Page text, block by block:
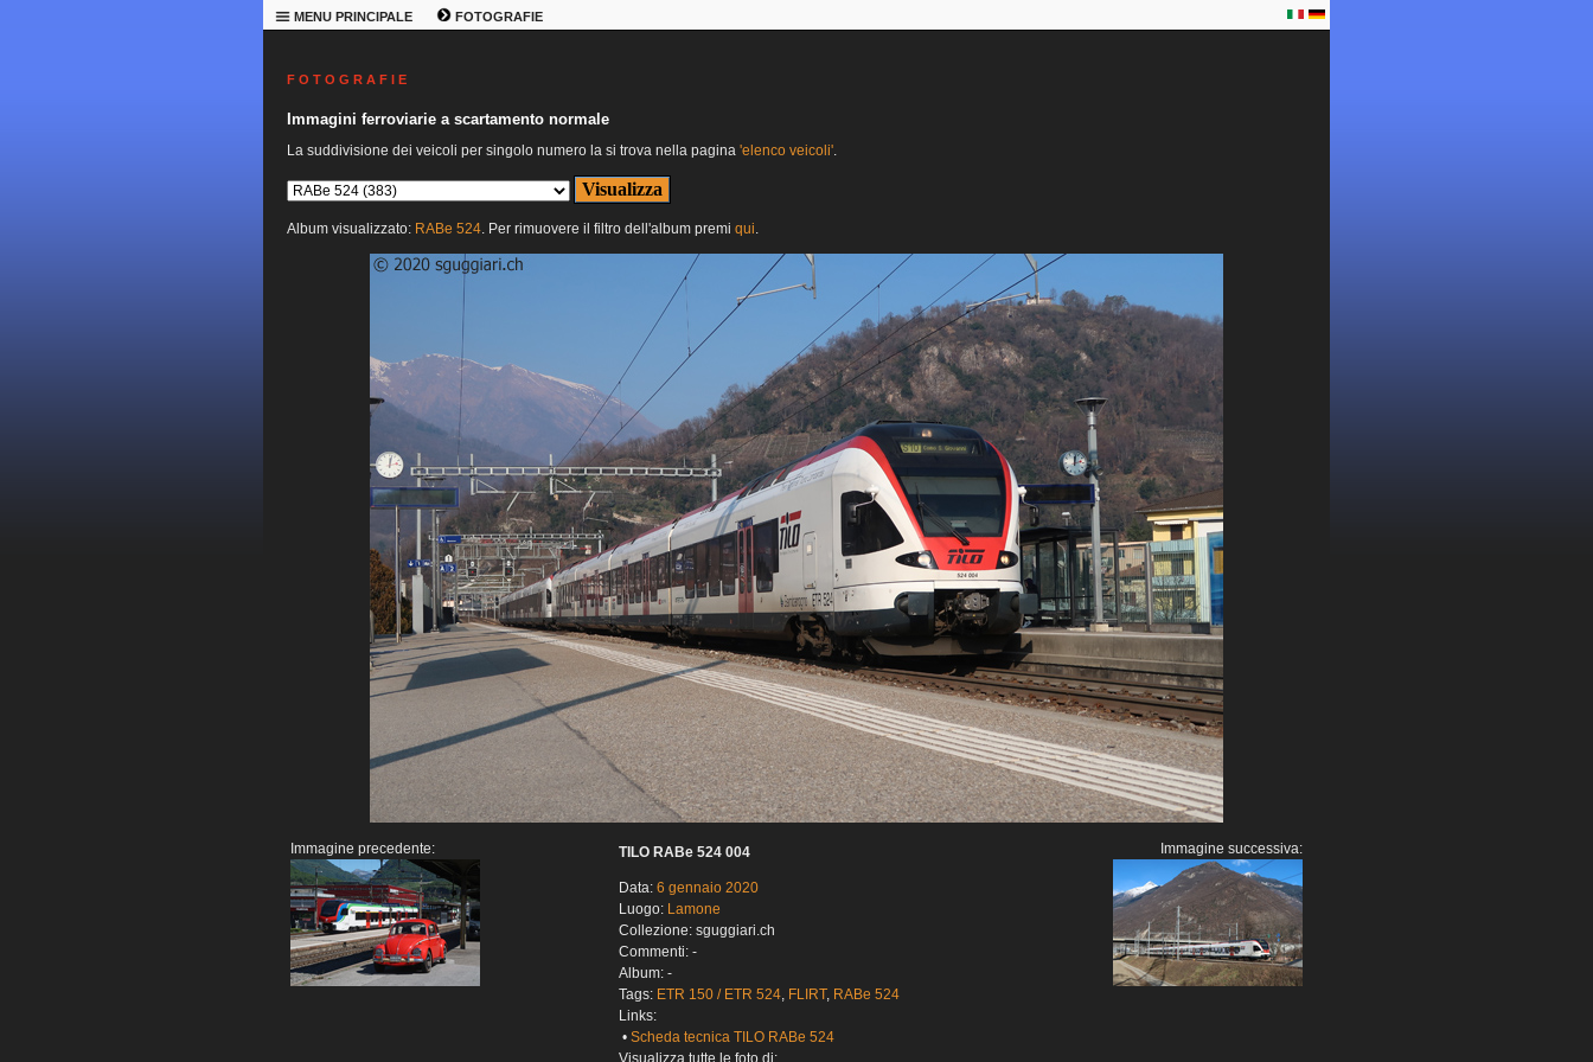
MENU PRINCIPALE FOTOGRAFIE
F O T O G R A F I E
Immagini ferroviarie a scartamento normale
La suddivisione dei veicoli per singolo numero la si trova nella pagina 'elenco veicoli'.
Album visualizzato: RABe 524. Per rimuovere il filtro dell'album premi qui.
Immagine precedente: TILO RABe 524 004
Data: 6 gennaio 2020
Luogo: Lamone
Collezione: sguggiari.ch
Commenti: -
Album: -
Tags: ETR 150 / ETR 524, FLIRT, RABe 524
Links:
• Scheda tecnica TILO RABe 524
Immagine successiva: